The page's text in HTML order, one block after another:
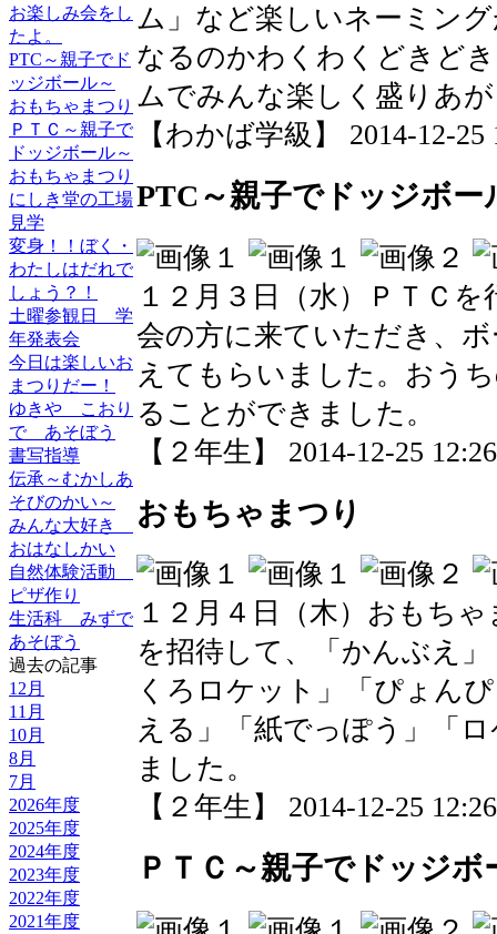
お楽しみ会をし
たよ。
PTC～親子でド
ッジボール～
おもちゃまつり
ＰＴＣ～親子で
ドッジボール～
おもちゃまつり
にしき堂の工場
見学
変身！！ぼく・
わたしはだれで
しょう？！
土曜参観日 学
年発表会
今日は楽しいお
まつりだー！
ゆきや こおり
で あそぼう
書写指導
伝承～むかしあ
そびのかい～
みんな大好き
おはなしかい
自然体験活動
ピザ作り
生活科 みずで
あそぼう
過去の記事
12月
11月
10月
8月
7月
2026年度
2025年度
2024年度
2023年度
2022年度
2021年度
ム」など楽しいネーミン
なるのかわくわくどきど
ムでみんな楽しく盛りあ
【わかば学級】 2014-12-25
PTC～親子でドッジボー
１２月３日（水）ＰＴＣ
会の方に来ていただき、
えてもらいました。おう
ることができました。
【２年生】 2014-12-25
おもちゃまつり
１２月４日（木）おもち
を招待して、「かんぶえ
くろロケット」「ぴょん
える」「紙でっぽう」「
ました。
【２年生】 2014-12-25
ＰＴＣ～親子でドッジボ